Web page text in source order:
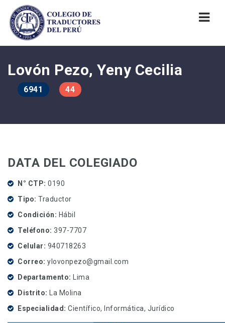
Lovón Pezo, Yeny Cecilia
6941 44
DATA DEL COLEGIADO
N° CTP 0190
Tipo Traductor
Condición
Hábil
Teléfono 397-7707
Celular
940718263
Correo ylovonpezo@gmail.com
Departamento Lima
Distrito La Molina
Especialidad Científico, Informática, Jurídico